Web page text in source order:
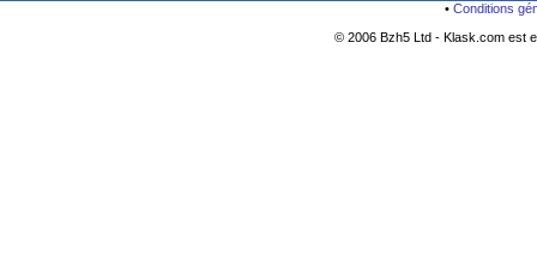
• Conditions
© 2006 Bzh5 Ltd - Klask.com est